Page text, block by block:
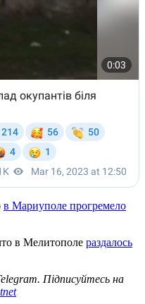
в Мариуполе прогремело
в Мелитополе раздалось
Підписуйтесь на